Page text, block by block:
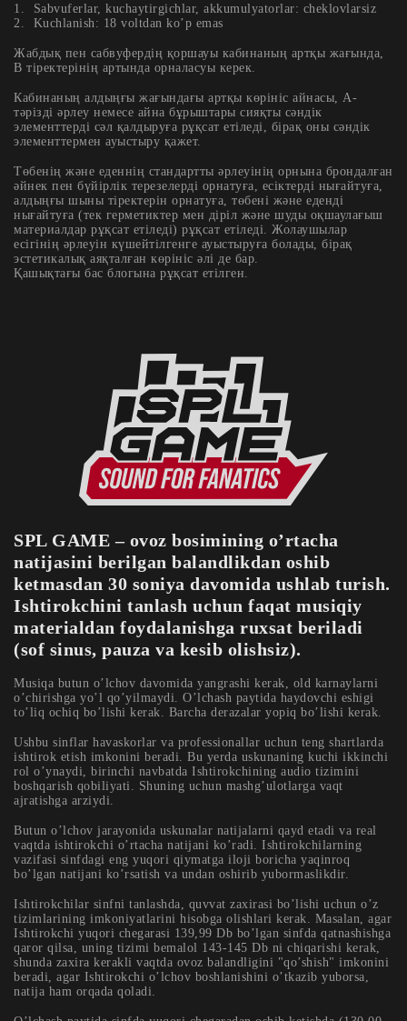
Sabvuferlar, kuchaytirgichlar, akkumulyatorlar: cheklovlarsiz
Kuchlanish: 18 voltdan ko’p emas
Жабдық пен сабвуфердің қоршауы кабинаның артқы жағында,
B тіректерінің артында орналасуы керек.
Кабинаның алдыңғы жағындағы артқы көрініс айнасы, A-
тәрізді әрлеу немесе айна бұрыштары сияқты сәндік
элементтерді сәл қалдыруға рұқсат етіледі, бірақ оны сәндік
элементтермен ауыстыру қажет.
Төбенің және еденнің стандартты әрлеуінің орнына брондалған
әйнек пен бүйірлік терезелерді орнатуға, есіктерді нығайтуға,
алдыңғы шыны тіректерін орнатуға, төбені және еденді
нығайтуға (тек герметиктер мен діріл және шуды оқшаулағыш
материалдар рұқсат етіледі) рұқсат етіледі. Жолаушылар
есігінің әрлеуін күшейтілгенге ауыстыруға болады, бірақ
эстетикалық аяқталған көрініс әлі де бар.
Қашықтағы бас блогына рұқсат етілген.
SPL GAME – ovoz bosimining o’rtacha
natijasini berilgan balandlikdan oshib
ketmasdan 30 soniya davomida ushlab turish.
Ishtirokchini tanlash uchun faqat musiqiy
materialdan foydalanishga ruxsat beriladi
(sof sinus, pauza va kesib olishsiz).
Musiqa butun o’lchov davomida yangrashi kerak, old karnaylarni
o’chirishga yo’l qo’yilmaydi. O’lchash paytida haydovchi eshigi
to’liq ochiq bo’lishi kerak. Barcha derazalar yopiq bo’lishi kerak.
Ushbu sinflar havaskorlar va professionallar uchun teng shartlarda
ishtirok etish imkonini beradi. Bu yerda uskunaning kuchi ikkinchi
rol o’ynaydi, birinchi navbatda Ishtirokchining audio tizimini
boshqarish qobiliyati. Shuning uchun mashg’ulotlarga vaqt
ajratishga arziydi.
Butun o’lchov jarayonida uskunalar natijalarni qayd etadi va real
vaqtda ishtirokchi o’rtacha natijani ko’radi. Ishtirokchilarning
vazifasi sinfdagi eng yuqori qiymatga iloji boricha yaqinroq
bo’lgan natijani ko’rsatish va undan oshirib yubormaslikdir.
Ishtirokchilar sinfni tanlashda, quvvat zaxirasi bo’lishi uchun o’z
tizimlarining imkoniyatlarini hisobga olishlari kerak. Masalan, agar
Ishtirokchi yuqori chegarasi 139,99 Db bo’lgan sinfda qatnashishga
qaror qilsa, uning tizimi bemalol 143-145 Db ni chiqarishi kerak,
shunda zaxira kerakli vaqtda ovoz balandligini "qo’shish" imkonini
beradi, agar Ishtirokchi o’lchov boshlanishini o’tkazib yuborsa,
natija ham orqada qoladi.